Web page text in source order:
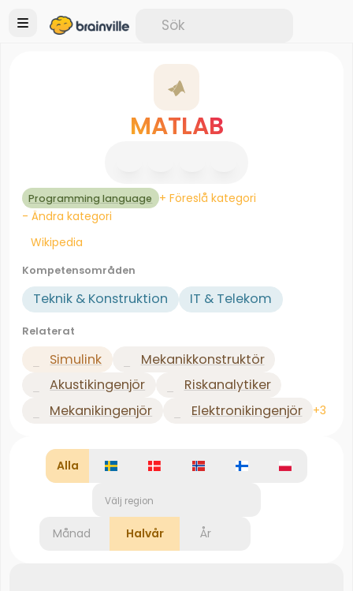
MATLAB
Programming language + Föreslå kategori
- Ändra kategori
Wikipedia
Kompetensområden
Teknik & Konstruktion IT & Telekom
Relaterat
Simulink
Mekanikkonstruktör
Akustikingenjör
Riskanalytiker
Mekanikingenjör
Elektronikingenjör +3
Alla
Välj region
Månad Halvår År